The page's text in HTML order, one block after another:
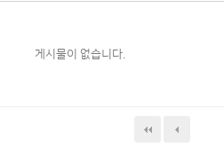
게시물이 없습니다.